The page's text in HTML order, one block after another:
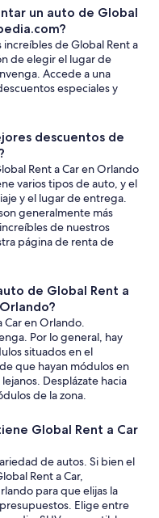
un auto de Global
de Global Rent a
de elegir el lugar de
Accede a una
especiales y
descuentos de
Rent a Car en Orlando
varios tipos de auto, y el
y el lugar de entrega.
generalmente más
de nuestros
página de renta de
de Global Rent a
Car en Orlando.
Por lo general, hay
situados en el
que hayan módulos en
Desplázate hacia
de la zona.
Global Rent a Car
de autos. Si bien el
Rent a Car,
para que elijas la
Elige entre